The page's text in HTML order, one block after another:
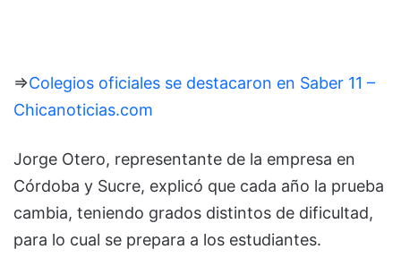
⇒Colegios oficiales se destacaron en Saber 11 –
Chicanoticias.com
Jorge Otero, representante de la empresa en
Córdoba y Sucre, explicó que cada año la prueba
cambia, teniendo grados distintos de dificultad,
para lo cual se prepara a los estudiantes.